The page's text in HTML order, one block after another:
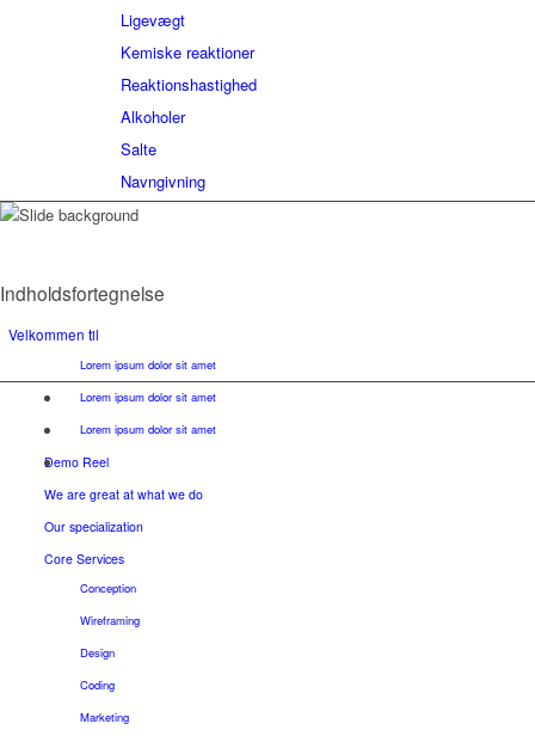
Ligevægt
Kemiske reaktioner
Reaktionshastighed
Alkoholer
Salte
Navngivning
Indholdsfortegnelse
Velkommen til
Lorem ipsum dolor sit amet
Lorem ipsum dolor sit amet
Lorem ipsum dolor sit amet
Demo Reel
We are great at what we do
Our specialization
Core Services
Conception
Wireframing
Design
Coding
Marketing